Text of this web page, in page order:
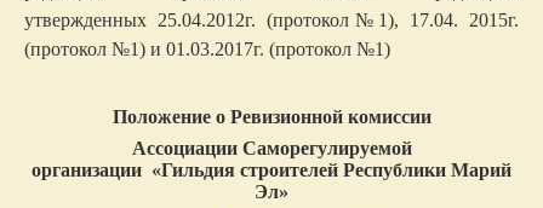
утвержденных 25.04.2012г. (протокол№1), 17.04. 2015г.
(протокол №1) и 01.03.2017г. (протокол №1)
Положение о Ревизионной комиссии
Ассоциации Саморегулируемой
организации «Гильдия строителей Республики Марий
Эл»